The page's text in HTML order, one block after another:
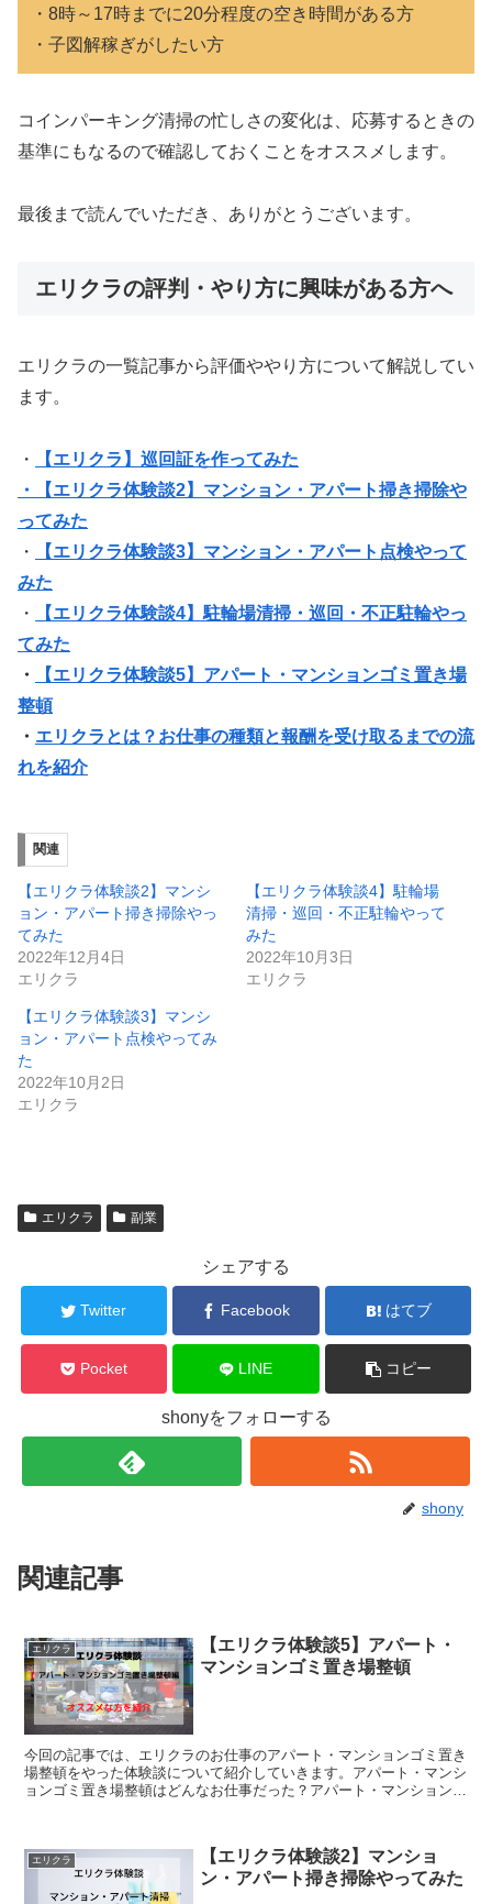
・8時～17時までに20分程度の空き時間がある方
・子図解稼ぎがしたい方
コインパーキング清掃の忙しさの変化は、応募するときの
基準にもなるので確認しておくことをオススメします。
最後まで読んでいただき、ありがとうございます。
エリクラの評判・やり方に興味がある方へ
エリクラの一覧記事から評価ややり方について解説してい
ます。
・
【エリクラ】巡回証を作ってみた
・【エリクラ体験談2】マンション・アパート掃き掃除や
ってみた
・
【エリクラ体験談3】マンション・アパート点検やって
みた
・
【エリクラ体験談4】駐輪場清掃・巡回・不正駐輪やっ
てみた
・
【エリクラ体験談5】アパート・マンションゴミ置き場
整頓
・ エリクラとは？お仕事の種類と報酬を受け取るまでの流
れを紹介
関連
【エリクラ体験談2】マンシ
ョン・アパート掃き掃除やっ
てみた
2022年12月4日
エリクラ
【エリクラ体験談4】駐輪場
清掃・巡回・不正駐輪やって
みた
2022年10月3日
エリクラ
【エリクラ体験談3】マンシ
ョン・アパート点検やってみ
た
2022年10月2日
エリクラ
エリクラ 副業
シェアする
Twitter Facebook はてブ
Pocket LINE コピー
shonyをフォローする
shony
関連記事
エリクラ
【エリクラ体験談5】アパート・
マンションゴミ置き場整頓
今回の記事では、エリクラのお仕事のアパート・マンションゴミ置き
場整頓をやった体験談について紹介していきます。アパート・マンシ
ョンゴミ置き場整頓はどんなお仕事だった？アパート・マンションゴ
エリクラ
【エリクラ体験談2】マンショ
ン・アパート掃き掃除やってみた